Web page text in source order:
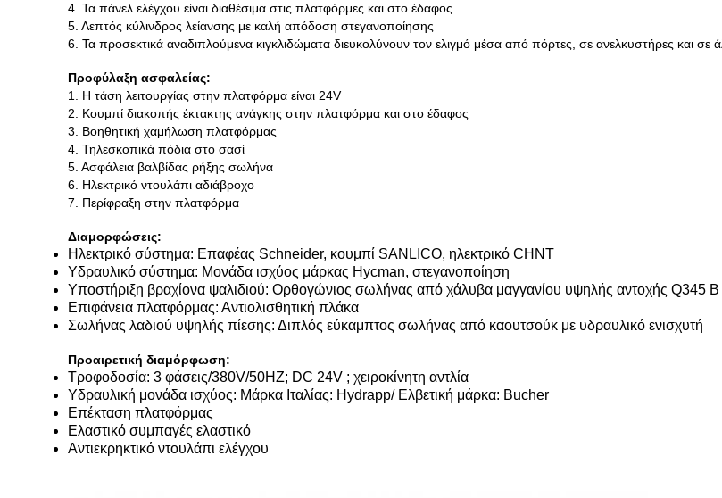
4. Τα πάνελ ελέγχου είναι διαθέσιμα στις πλατφόρμες και στο έδαφος.
5. Λεπτός κύλινδρος λείανσης με καλή απόδοση στεγανοποίησης
6. Τα προσεκτικά αναδιπλούμενα κιγκλιδώματα διευκολύνουν τον ελιγμό μέσα από πόρτες, σε ανελκυστήρες και σε
Προφύλαξη ασφαλείας:
1. Η τάση λειτουργίας στην πλατφόρμα είναι 24V
2. Κουμπί διακοπής έκτακτης ανάγκης στην πλατφόρμα και στο έδαφος
3. Βοηθητική χαμήλωση πλατφόρμας
4. Τηλεσκοπικά πόδια στο σασί
5. Ασφάλεια βαλβίδας ρήξης σωλήνα
6. Ηλεκτρικό ντουλάπι αδιάβροχο
7. Περίφραξη στην πλατφόρμα
Διαμορφώσεις:
Ηλεκτρικό σύστημα: Επαφέας Schneider, κουμπί SANLICO, ηλεκτρικό CHNT
Υδραυλικό σύστημα: Μονάδα ισχύος μάρκας Hycman, στεγανοποίηση
Υποστήριξη βραχίονα ψαλιδιού: Ορθογώνιος σωλήνας από χάλυβα μαγγανίου υψηλής αντοχής Q345 B
Επιφάνεια πλατφόρμας: Αντιολισθητική πλάκα
Σωλήνας λαδιού υψηλής πίεσης: Διπλός εύκαμπτος σωλήνας από καουτσούκ με υδραυλικό ενισχυτή
Προαιρετική διαμόρφωση:
Τροφοδοσία: 3 φάσεις/380V/50HZ; DC 24V ; χειροκίνητη αντλία
Υδραυλική μονάδα ισχύος: Μάρκα Ιταλίας: Hydrapp/ Ελβετική μάρκα: Bucher
Επέκταση πλατφόρμας
Ελαστικό συμπαγές ελαστικό
Αντιεκρηκτικό ντουλάπι ελέγχου